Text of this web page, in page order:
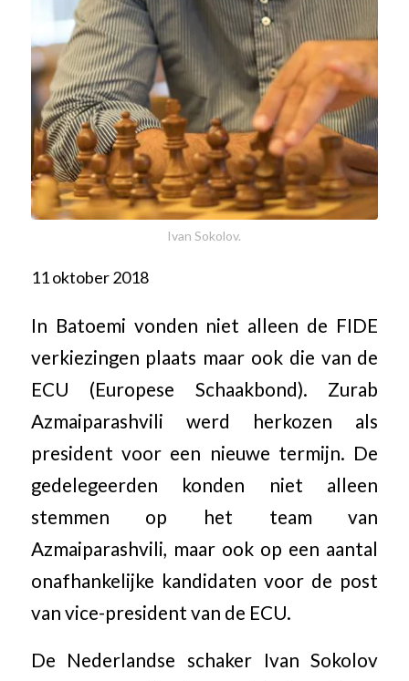
Ivan Sokolov.
11 oktober 2018
In Batoemi vonden niet alleen de FIDE
verkiezingen plaats maar ook die van de
ECU (Europese Schaakbond). Zurab
Azmaiparashvili werd herkozen als
president voor een nieuwe termijn. De
gedelegeerden konden niet alleen
stemmen op het team van
Azmaiparashvili, maar ook op een aantal
onafhankelijke kandidaten voor de post
van vice-president van de ECU.
De Nederlandse schaker Ivan Sokolov